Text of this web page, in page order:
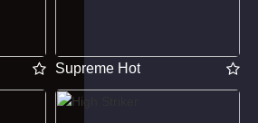
Supreme Hot